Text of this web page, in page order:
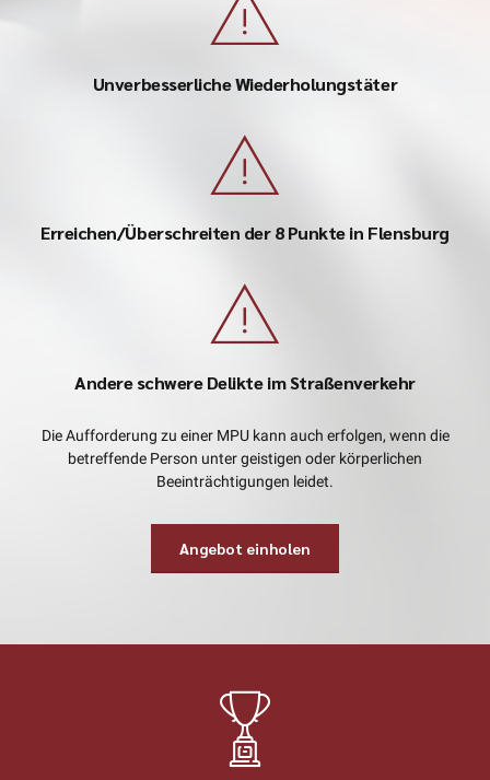
Unverbesserliche Wiederholungstäter
Erreichen/Überschreiten der 8 Punkte in Flensburg
Andere schwere Delikte im Straßenverkehr
Die Aufforderung zu einer MPU kann auch erfolgen, wenn die
betreffende Person unter geistigen oder körperlichen
Beeinträchtigungen leidet.
Angebot einholen